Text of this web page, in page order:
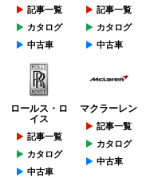
記事一覧
カタログ
中古車
記事一覧
カタログ
中古車
ロールス・ロ
イス
記事一覧
カタログ
中古車
マクラーレン
記事一覧
カタログ
中古車